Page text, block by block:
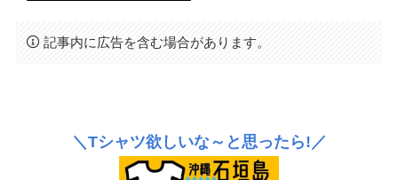
記事内に広告を含む場合があります。
＼Tシャツ欲しいな～と思ったら!／